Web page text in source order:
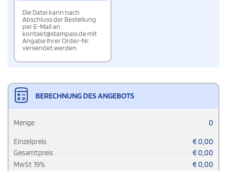
Die Datei kann nach
Abschluss der Bestellung
per E-Mail an
kontakt@stampasi.de mit
Angabe Ihrer Order-Nr.
versendet werden.
BERECHNUNG DES ANGEBOTS
Menge 0
Einzelpreis €0,00
Gesamtpreis
€0,00
MwSt19% €0,00